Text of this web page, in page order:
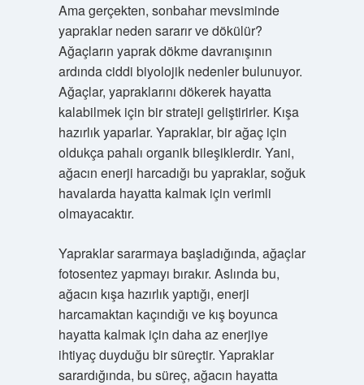
Ama gerçekten, sonbahar mevsiminde
yapraklar neden sararır ve dökülür?
Ağaçların yaprak dökme davranışının
ardında ciddi biyolojik nedenler bulunuyor.
Ağaçlar, yapraklarını dökerek hayatta
kalabilmek için bir strateji geliştirirler. Kışa
hazırlık yaparlar. Yapraklar, bir ağaç için
oldukça pahalı organik bileşiklerdir. Yani,
ağacın enerji harcadığı bu yapraklar, soğuk
havalarda hayatta kalmak için verimli
olmayacaktır.
Yapraklar sararmaya başladığında, ağaçlar
fotosentez yapmayı bırakır. Aslında bu,
ağacın kışa hazırlık yaptığı, enerji
harcamaktan kaçındığı ve kış boyunca
hayatta kalmak için daha az enerjiye
ihtiyaç duyduğu bir süreçtir. Yapraklar
sarardığında, bu süreç, ağacın hayatta